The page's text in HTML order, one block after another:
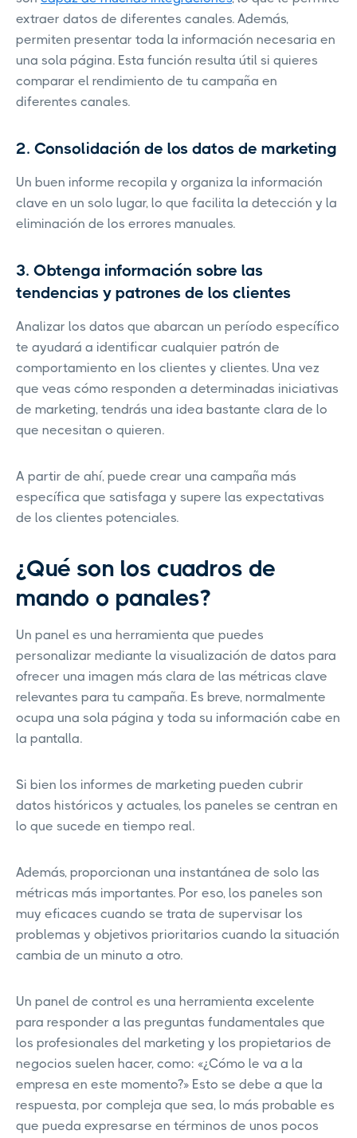
extraer datos de diferentes canales. Además,
permiten presentar toda la información necesaria en
una sola página. Esta función resulta útil si quieres
comparar el rendimiento de tu campaña en
diferentes canales.
2. Consolidación de los datos de marketing
Un buen informe recopila y organiza la información
clave en un solo lugar, lo que facilita la detección y la
eliminación de los errores manuales.
3. Obtenga información sobre las
tendencias y patrones de los clientes
Analizar los datos que abarcan un período específico
te ayudará a identificar cualquier patrón de
comportamiento en los clientes y clientes. Una vez
que veas cómo responden a determinadas iniciativas
de marketing, tendrás una idea bastante clara de lo
que necesitan o quieren.
A partir de ahí, puede crear una campaña más
específica que satisfaga y supere las expectativas
de los clientes potenciales.
¿Qué son los cuadros de
mando o panales?
Un panel es una herramienta que puedes
personalizar mediante la visualización de datos para
ofrecer una imagen más clara de las métricas clave
relevantes para tu campaña. Es breve, normalmente
ocupa una sola página y toda su información cabe en
la pantalla.
Si bien los informes de marketing pueden cubrir
datos históricos y actuales, los paneles se centran en
lo que sucede en tiempo real.
Además, proporcionan una instantánea de solo las
métricas más importantes. Por eso, los paneles son
muy eficaces cuando se trata de supervisar los
problemas y objetivos prioritarios cuando la situación
cambia de un minuto a otro.
Un panel de control es una herramienta excelente
para responder a las preguntas fundamentales que
los profesionales del marketing y los propietarios de
negocios suelen hacer, como: «¿Cómo le va a la
empresa en este momento?» Esto se debe a que la
respuesta, por compleja que sea, lo más probable es
que pueda expresarse en términos de unos pocos